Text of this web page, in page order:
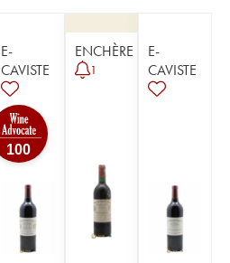
E-
CAVISTE
100
ENCHÈRE
1
E-
CAVISTE